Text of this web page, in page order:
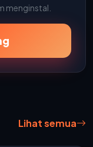
menginstal.
Lihat semua